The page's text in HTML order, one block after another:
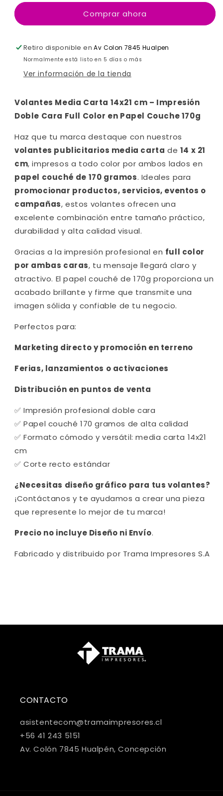
Comprar ahora
Retiro disponible enAv Colon 7845 Hualpen
Normalmente está listo en 5 días o más
Ver información de la tienda
Volantes Media Carta 14x21 cm – Impresión
Doble Cara Full Color en Papel Couche 170g
Haz que tu marca destaque con nuestros
volantes publicitarios media carta de 14 x 21
cm, impresos a todo color por ambos lados en
papel couché de 170 gramos. Ideales para
promocionar productos, servicios, eventos o
campañas, estos volantes ofrecen una
excelente combinación entre tamaño práctico,
durabilidad y alta calidad visual.
Gracias a la impresión profesional en full color
por ambas caras, tu mensaje llegará claro y
atractivo. El papel couché de 170g proporciona un
acabado brillante y firme que transmite una
imagen sólida y confiable de tu negocio.
Perfectos para:
Marketing directo y promoción en terreno
Ferias, lanzamientos o activaciones
Distribución en puntos de venta
✅ Impresión profesional doble cara
✅ Papel couché 170 gramos de alta calidad
✅ Formato cómodo y versátil: media carta 14x21
cm
✅ Corte recto estándar
¿Necesitas diseño gráfico para tus volantes?
¡Contáctanos y te ayudamos a crear una pieza
que represente lo mejor de tu marca!
Precio no incluye Diseño ni Envío.
Fabricado y distribuido por Trama Impresores S.A
CONTACTO
asistentecom@tramaimpresores.cl
+56 41 243 5151
Av. Colón 7845 Hualpén, Concepción